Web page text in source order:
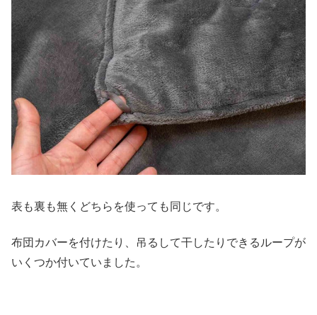
表も裏も無くどちらを使っても同じです。
布団カバーを付けたり、吊るして干したりできるループが
いくつか付いていました。